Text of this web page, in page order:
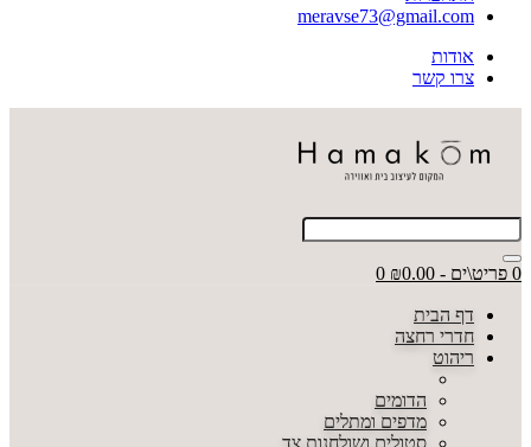
meravse73@gmail.com
אודות
צרו קשר
0 פריט\ים - ₪0.00 0
דף הבית
חדרי רחצה
ריהוט
הדומים
מדפים ומתלים
סטולים ושולחנות צד